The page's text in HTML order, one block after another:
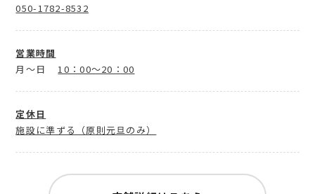
050-1782-8532
営業時間
月～日
10：00～20：00
定休日
施設に準ずる（原則元旦のみ）